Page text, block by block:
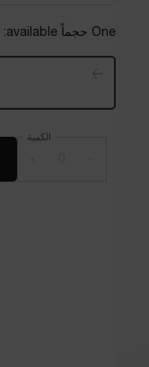
One حجماً available:
الكمية